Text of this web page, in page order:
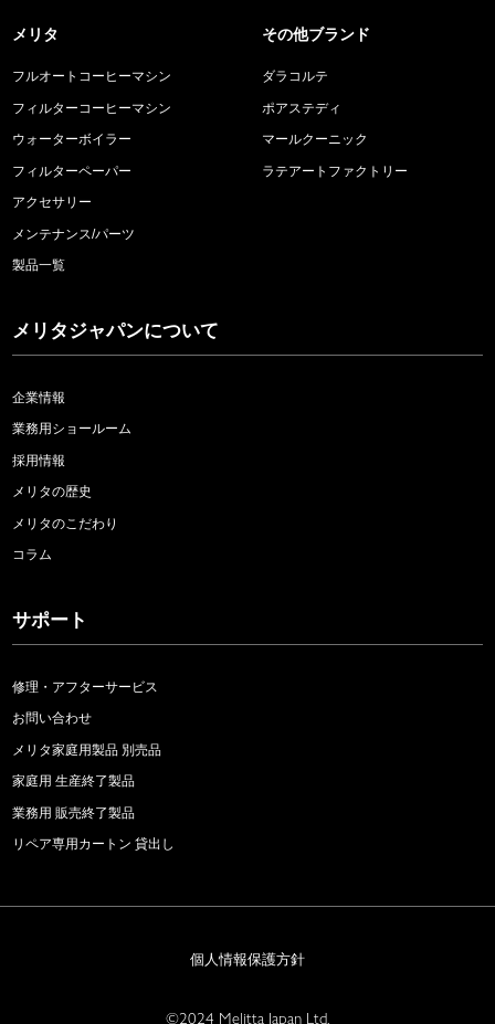
メリタ
フルオートコーヒーマシン
フィルターコーヒーマシン
ウォーターボイラー
フィルターペーパー
アクセサリー
メンテナンス/パーツ
製品一覧
その他ブランド
ダラコルテ
ポアステディ
マールクーニック
ラテアートファクトリー
メリタジャパンについて
企業情報
業務用ショールーム
採用情報
メリタの歴史
メリタのこだわり
コラム
サポート
修理・アフターサービス
お問い合わせ
メリタ家庭用製品 別売品
家庭用 生産終了製品
業務用 販売終了製品
リペア専用カートン 貸出し
個人情報保護方針
©2024 Melitta Japan Ltd.